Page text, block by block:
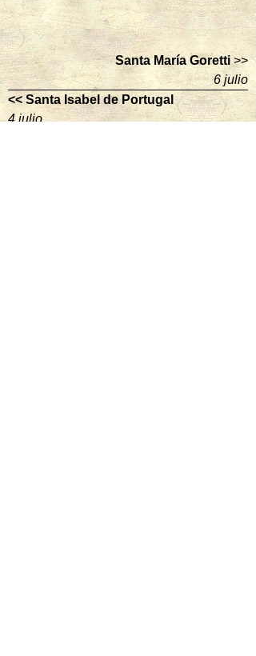
Santa María Goretti >>
6 julio
<< Santa Isabel de Portugal
4 julio